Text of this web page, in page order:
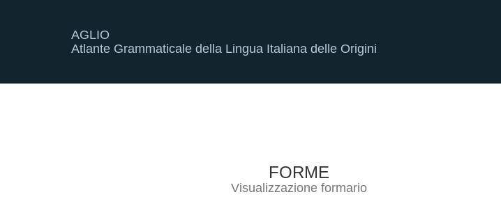
AGLIO
Atlante Grammaticale della Lingua Italiana delle Origini
FORME
Visualizzazione formario